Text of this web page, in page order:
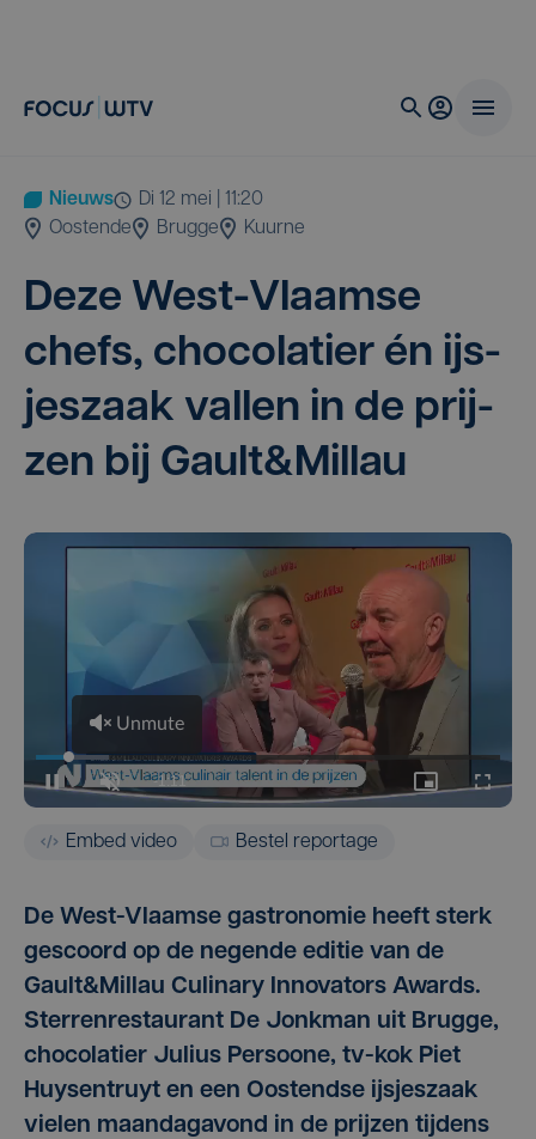
Nieuws
di 12 mei | 11:20
Oostende
Brugge Kuurne
Deze West-Vlaam­se
chefs, cho­co­la­tier én ijs­
jes­zaak val­len in de prij­
zen bij Gault&Millau
Embed video Bestel reportage
De West-Vlaamse gastronomie heeft sterk
gescoord op de negende editie van de
Gault&Millau Culinary Innovators Awards.
Sterrenrestaurant De Jonkman uit Brugge,
chocolatier Julius Persoone, tv-kok Piet
Huysentruyt en een Oostendse ijsjeszaak
vielen maandagavond in de prijzen tijdens